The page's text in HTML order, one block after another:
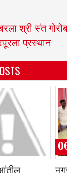
श्री संत
प्रस्थान
सात ते नऊ पर्यंत
Aug
2026